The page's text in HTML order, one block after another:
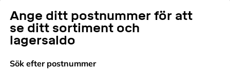
Ange ditt postnummer för att
se ditt sortiment och
lagersaldo
Sök efter postnummer